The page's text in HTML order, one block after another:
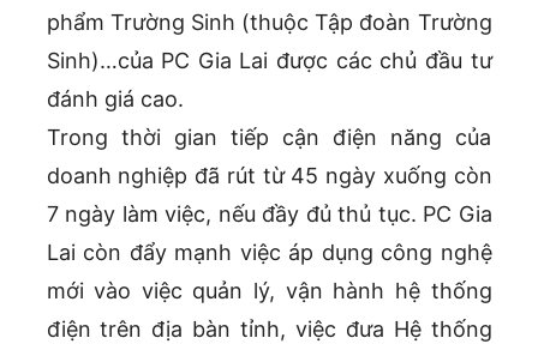
phẩm Trường Sinh (thuộc Tập đoàn Trường
Sinh)…của PC Gia Lai được các chủ đầu tư
đánh giá cao.
Trong thời gian tiếp cận điện năng của
doanh nghiệp đã rút từ 45 ngày xuống còn
7 ngày làm việc, nếu đầy đủ thủ tục. PC Gia
Lai còn đẩy mạnh việc áp dụng công nghệ
mới vào việc quản lý, vận hành hệ thống
điện trên địa bàn tỉnh, việc đưa Hệ thống